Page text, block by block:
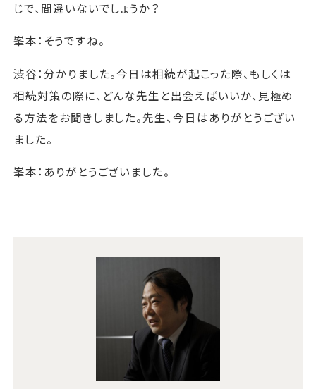
じで、間違いないでしょうか？
峯本：そうですね。
渋谷：分かりました。今日は相続が起こった際、もしくは
相続対策の際に、どんな先生と出会えばいいか、見極め
る方法をお聞きしました。先生、今日はありがとうござい
ました。
峯本：ありがとうございました。